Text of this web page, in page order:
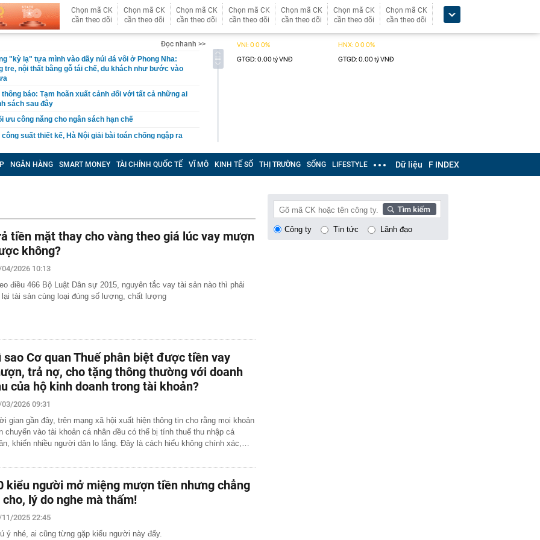
Chọn mã CK
cần theo dõi
Chọn mã CK
cần theo dõi
Chọn mã CK
cần theo dõi
Chọn mã CK
cần theo dõi
Chọn mã CK
cần theo dõi
Chọn mã CK
cần theo dõi
Chọn mã CK
cần theo dõi
Đọc nhanh >>
"kỳ lạ" tựa mình vào dãy núi đá vôi ở Phong Nha:
tre, nội thất bằng gỗ tái chế, du khách như bước vào
thông báo: Tạm hoãn xuất cảnh đối với tất cả những ai
sách sau đây
ưu công năng cho ngân sách hạn chế
suất thiết kế, Hà Nội giải bài toán chống ngập ra
hơn 77 triệu đồng, 2 tháng sau được ngân hàng
báo: “Tiền đang nằm trong tài khoản của công ty bảo
SH, xe tay ga Ý Lambretta J200 lộ diện sở hữu
kênh
giật cấp 8 trên Vịnh Bắc Bộ, nhiều vùng biển sóng
cứu' đồng minh của Mỹ
báo tin vui
cá cần bỏ ngay
nhà, người dân bất ngờ thấy cảnh tượng "nổi da gà",
hết công dụng
đôi cùng tốt nghiệp Xuất sắc Đại học Ngoại ngữ
lối thoát cho Tổng thống Trump khỏi Iran
sắp xếp: Thay đổi lớn nhất nằm ở cách quản trị
đồng cho Mr Pips, Shark Bình nộp khắc phục 5,7 tỷ
kỷ lục của Lê Công Vinh
Trình duyệt mới dành riêng cho AI từ Cloudflare
NGÂN HÀNG SMART MONEY TÀI CHÍNH QUỐC TẾ VĨ MÔ KINH TẾ SỐ THỊ TRƯỜNG SỐNG LIFESTYLE Dữ liệu F INDEX
tiền mặt thay cho vàng theo giá lúc vay mượn
không?
04/2026 10:13
điều 466 Bộ Luật Dân sự 2015, nguyên tắc vay tài sản nào thì phải
lại tài sản cùng loại đúng số lượng, chất lượng
sao Cơ quan Thuế phân biệt được tiền vay
trả nợ, cho tặng thông thường với doanh
của hộ kinh doanh trong tài khoản?
2026 09:31
gian gần đây, trên mạng xã hội xuất hiện thông tin cho rằng mọi khoản
chuyển vào tài khoản cá nhân đều có thể bị tính thuế thu nhập cá
khiến nhiều người dân lo lắng. Đây là cách hiểu không chính xác,…
kiểu người mở miệng mượn tiền nhưng chẳng
cho, lý do nghe mà thấm!
11/2025 22:45
ý nhé, ai cũng từng gặp kiểu người này đấy.
Công ty Tin tức Lãnh đạo